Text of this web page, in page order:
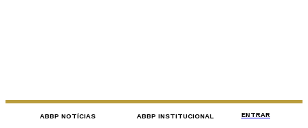
ABBP NOTÍCIAS ABBP INSTITUCIONAL ENTRAR